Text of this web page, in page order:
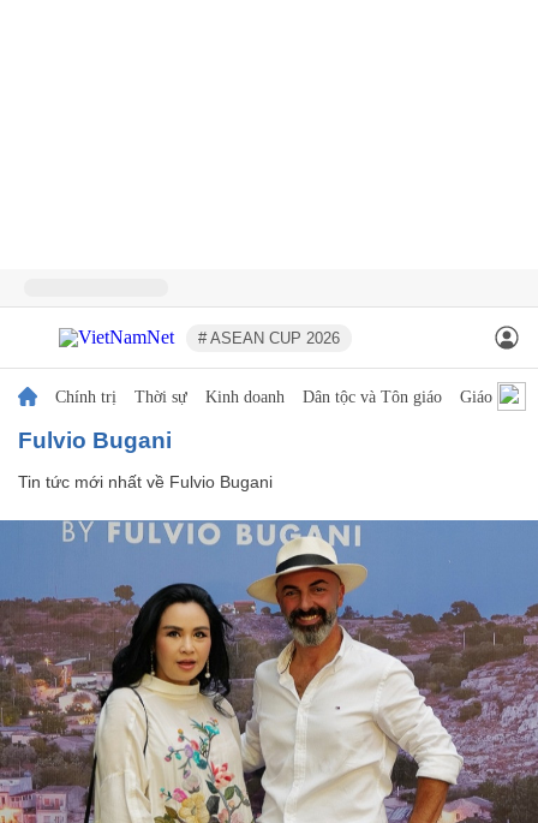
# ASEAN CUP 2026
Chính trị Thời sự Kinh doanh Dân tộc và Tôn giáo Giáo dục
Fulvio Bugani
Tin tức mới nhất về Fulvio Bugani